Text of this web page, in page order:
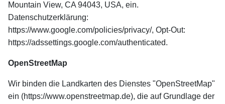
Mountain View, CA 94043, USA, ein.
Datenschutzerklärung:
https://www.google.com/policies/privacy/, Opt-Out:
https://adssettings.google.com/authenticated.
OpenStreetMap
Wir binden die Landkarten des Dienstes "OpenStreetMap"
ein (https://www.openstreetmap.de), die auf Grundlage der